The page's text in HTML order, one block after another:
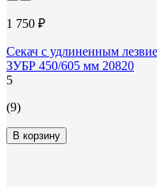
1 750 ₽
Секач с удлиненным
ЗУБР 450/605 мм 20820
5
(9)
В корзину